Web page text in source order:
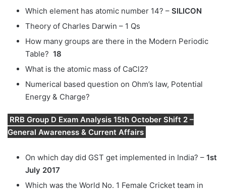
Which element has atomic number 14? – SILICON
Theory of Charles Darwin – 1 Qs
How many groups are there in the Modern Periodic
Table? 18
What is the atomic mass of CaCl2?
Numerical based question on Ohm’s law, Potential
Energy & Charge?
RRB Group D Exam Analysis 15th October Shift 2 –
General Awareness & Current Affairs
On which day did GST get implemented in India? – 1st
July 2017
Which was the World No. 1 Female Cricket team in